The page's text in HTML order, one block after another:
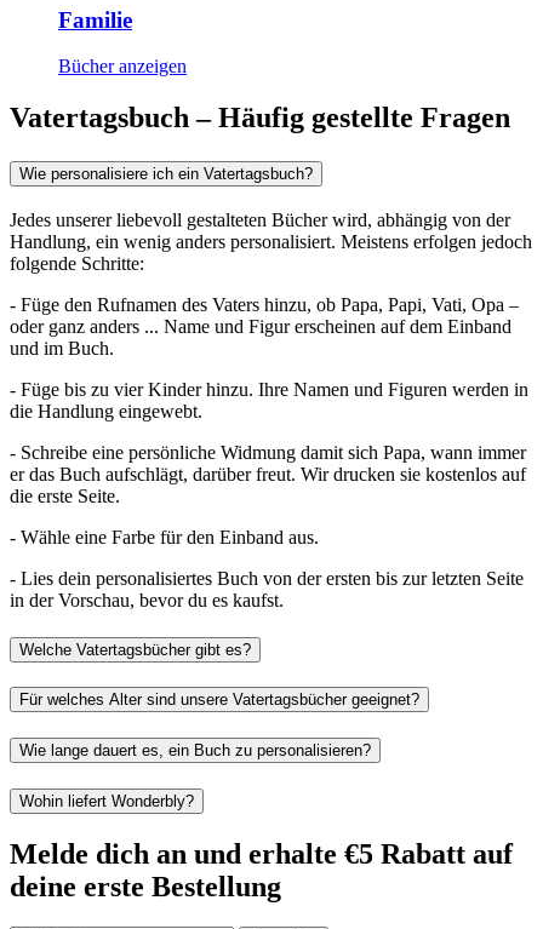
Familie
Bücher anzeigen
Vatertagsbuch – Häufig gestellte Fragen
Wie personalisiere ich ein Vatertagsbuch?
Jedes unserer liebevoll gestalteten Bücher wird, abhängig von der
Handlung, ein wenig anders personalisiert. Meistens erfolgen jedoch
folgende Schritte:
- Füge den Rufnamen des Vaters hinzu, ob Papa, Papi, Vati, Opa –
oder ganz anders ... Name und Figur erscheinen auf dem Einband
und im Buch.
- Füge bis zu vier Kinder hinzu. Ihre Namen und Figuren werden in
die Handlung eingewebt.
- Schreibe eine persönliche Widmung damit sich Papa, wann immer
er das Buch aufschlägt, darüber freut. Wir drucken sie kostenlos auf
die erste Seite.
- Wähle eine Farbe für den Einband aus.
- Lies dein personalisiertes Buch von der ersten bis zur letzten Seite
in der Vorschau, bevor du es kaufst.
Welche Vatertagsbücher gibt es?
Für welches Alter sind unsere Vatertagsbücher geeignet?
Wie lange dauert es, ein Buch zu personalisieren?
Wohin liefert Wonderbly?
Melde dich an und erhalte €5 Rabatt auf
deine erste Bestellung